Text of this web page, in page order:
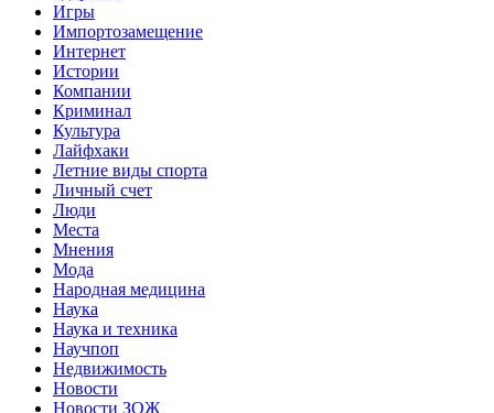
Игры
Импортозамещение
Интернет
Истории
Компании
Криминал
Культура
Лайфхаки
Летние виды спорта
Личный счет
Люди
Места
Мнения
Мода
Народная медицина
Наука
Наука и техника
Научпоп
Недвижимость
Новости
Новости ЗОЖ